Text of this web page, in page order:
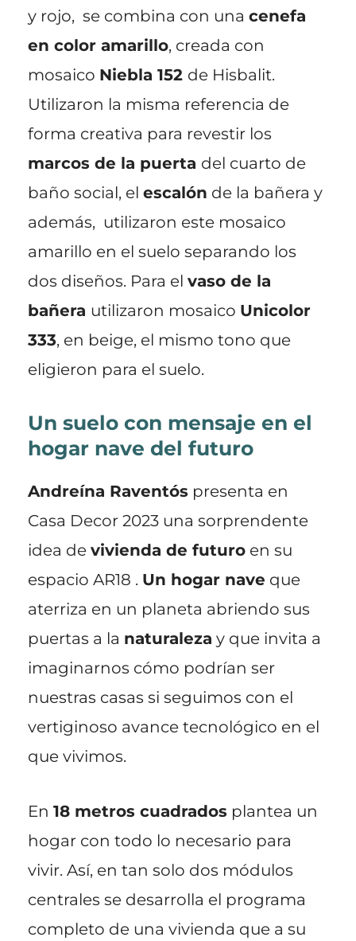
y rojo, se combina con una cenefa
en color amarillo, creada con
mosaico Niebla 152 de Hisbalit.
Utilizaron la misma referencia de
forma creativa para revestir los
marcos de la puerta del cuarto de
baño social, el escalón de la bañera y
además, utilizaron este mosaico
amarillo en el suelo separando los
dos diseños. Para el vaso de la
bañera utilizaron mosaico Unicolor
333, en beige, el mismo tono que
eligieron para el suelo.
Un suelo con mensaje en el
hogar nave del futuro
Andreína Raventós presenta en
Casa Decor 2023 una sorprendente
idea de vivienda de futuroen su
espacio AR18 . Un hogar nave que
aterriza en un planeta abriendo sus
puertas a la naturaleza y que invita a
imaginarnos cómo podrían ser
nuestras casas si seguimos con el
vertiginoso avance tecnológico en el
que vivimos.
En 18 metros cuadrados plantea un
hogar con todo lo necesario para
vivir. Así, en tan solo dos módulos
centrales se desarrolla el programa
completo de una vivienda que a su